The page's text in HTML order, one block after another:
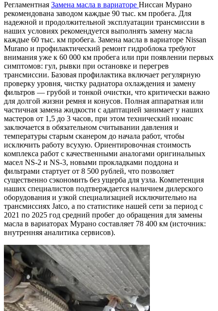
Регламентная Замена масла в вариаторе Ниссан Мурано
рекомендована заводом каждые 90 тыс. км пробега. Для
надежной и продолжительной эксплуатации трансмиссии в
наших условиях рекомендуется выполнять замену масла
каждые 60 тыс. км пробега. Замена масла в вариаторе Nissan
Murano и профилактический ремонт гидроблока требуют
внимания уже к 60 000 км пробега или при появлении первых
симптомов: гул, рывки при остановке и перегрев
трансмиссии. Базовая профилактика включает регулярную
проверку уровня, чистку радиатора охлаждения и замену
фильтров — грубой и тонкой очистки, что критически важно
для долгой жизни ремня и конусов. Полная аппаратная или
частичная замена жидкости с адаптацией занимает у наших
мастеров от 1,5 до 3 часов, при этом технический нюанс
заключается в обязательном считывании давления и
температуры старым сканером до начала работ, чтобы
исключить работу всухую. Ориентировочная стоимость
комплекса работ с качественными аналогами оригинальных
масел NS-2 и NS-3, новыми прокладками поддона и
фильтрами стартует от 8 500 рублей, что позволяет
существенно сэкономить без ущерба для узла. Компетенция
наших специалистов подтверждается наличием дилерского
оборудования и узкой специализацией исключительно на
трансмиссиях Jatco, а по статистике нашей сети за период с
2021 по 2025 год средний пробег до обращения для замены
масла в вариаторах Мурано составляет 78 400 км (источник:
внутренняя аналитика сервисов).